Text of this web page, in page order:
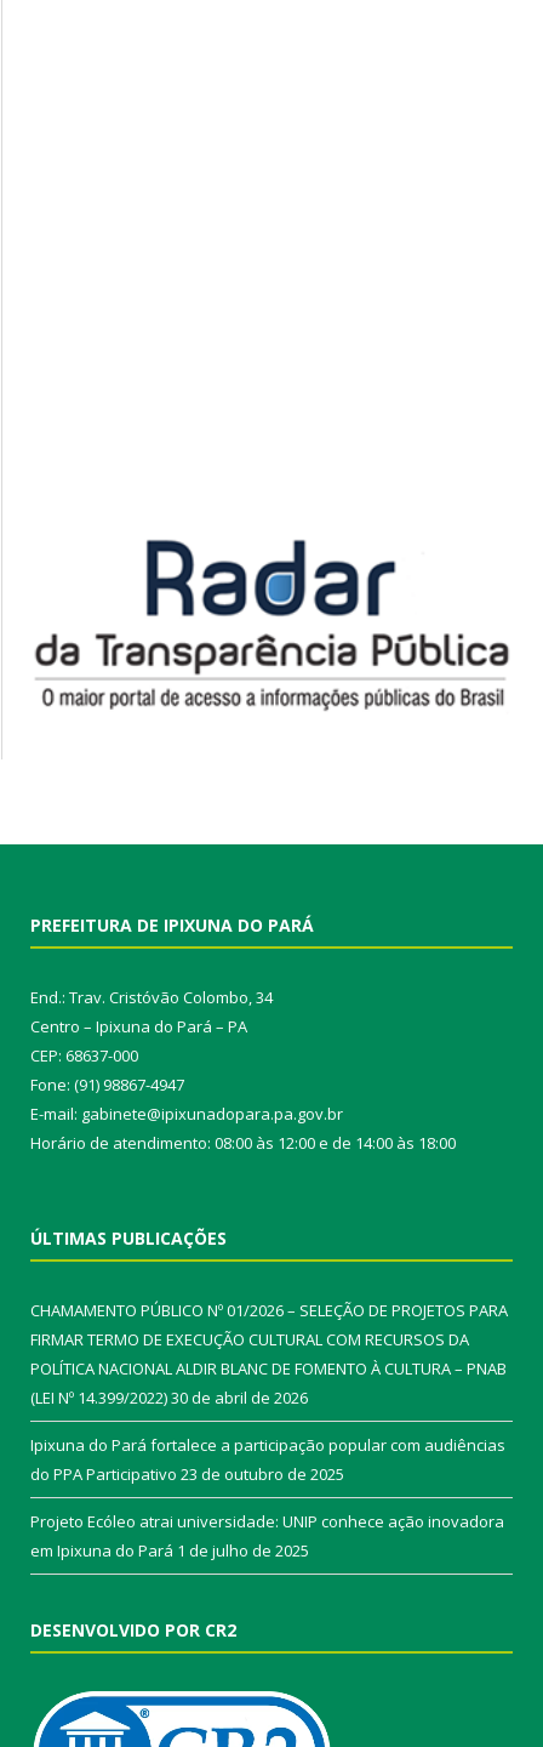
PREFEITURA DE IPIXUNA DO PARÁ
End.: Trav. Cristóvão Colombo, 34
Centro – Ipixuna do Pará – PA
CEP: 68637-000
Fone: (91) 98867-4947
E-mail: gabinete@ipixunadopara.pa.gov.br
Horário de atendimento: 08:00 às 12:00 e de 14:00 às 18:00
ÚLTIMAS PUBLICAÇÕES
CHAMAMENTO PÚBLICO Nº 01/2026 – SELEÇÃO DE PROJETOS PARA
FIRMAR TERMO DE EXECUÇÃO CULTURAL COM RECURSOS DA
POLÍTICA NACIONAL ALDIR BLANC DE FOMENTO À CULTURA – PNAB
(LEI Nº 14.399/2022)30 de abril de 2026
Ipixuna do Pará fortalece a participação popular com audiências
do PPA Participativo 23 de outubro de 2025
Projeto Ecóleo atrai universidade: UNIP conhece ação inovadora
em Ipixuna do Pará 1 de julho de 2025
DESENVOLVIDO POR CR2